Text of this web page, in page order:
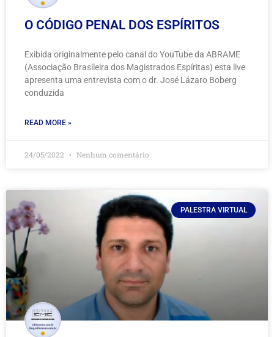
O CÓDIGO PENAL DOS ESPÍRITOS
Exibida originalmente pelo canal do YouTube da ABRAME
(Associação Brasileira dos Magistrados Espíritas) esta live
apresenta uma entrevista com o dr. José Lázaro Boberg
conduzida
READ MORE »
24/05/2022 Nenhum comentário
PALESTRA VIRTUAL